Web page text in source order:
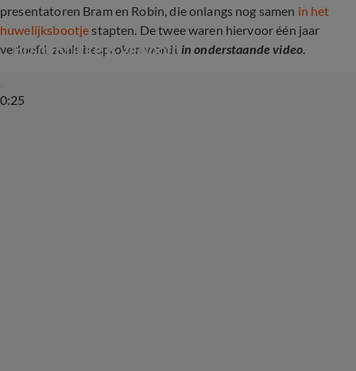
presentatoren Bram en Robin, die onlangs nog samen in het
huwelijksbootje stapten. De twee waren hiervoor één jaar
verloofd, zoals besproken wordt in onderstaande video.
0:25
Bram Krikke is verloofd